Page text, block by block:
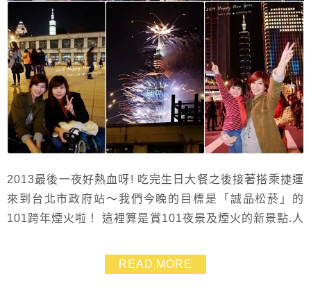
2013最後一夜好熱血呀! 吃完生日大餐之後接著搭乘捷運
來到台北市政府站～我們今晚的目標是「誠品松菸」的
101跨年煙火啦！ 這裡算是賞101夜景及煙火的新景點.人
起來的感覺也很讚.雖然只是隨意的拍攝記錄.不過夜景成
品令我滿意的不得了呢~
READ MORE